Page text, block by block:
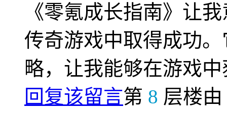
《零氪成长指南》让
传奇游戏中取得成功
略，让我能够在游戏
回复该留言第 8 层楼由